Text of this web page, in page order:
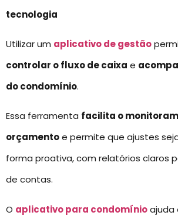
tecnologia
Utilizar um aplicativo de gestão
controlar o fluxo de caixa e
do condomínio.
Essa ferramenta facilita o
orçamentoe permite que ajustes
forma proativa, com relatórios claros
de contas.
O aplicativo para condomínioajuda